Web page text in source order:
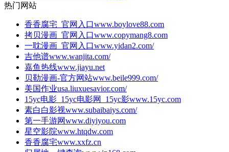
热门网站
香香腐宅_官网入口www.boylove88.com
拷贝漫画_官网入口www.copymang8.com
一耽漫画_官网入口www.yidan2.com/
吉他谱www.wanjita.com/
嘉鱼热线www.jiayu.net
贝勒漫画-官方网站www.beile999.com/
美国作业usa.liuxuesavior.com/
15yc电影_15yc电影网_15yc影www.15yc.com
素白白影视www.subaibaiys.com/
第一手游网www.diyiyou.com
星空影院www.htqdw.com
香香腐宅www.xxfz.cn